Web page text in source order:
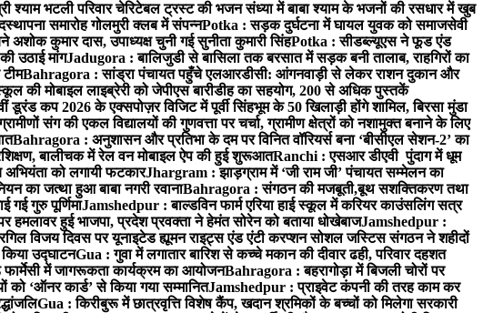
श्याम भटली परिवार चेरिटेबल ट्रस्ट की भजन संध्या में बाबा श्याम के भजनों की रसधार में खुब
समारोह गोलमुरी क्लब में संपन्नPotka : सड़क दुर्घटना में घायल युवक को समाजसेवी
कुमार दास, उपाध्यक्ष चुनी गई सुनीता कुमारी सिंहPotka : सीडब्ल्यूएस ने फूड एंड
उठाई मांगJadugora : बालिजुडी से बासिला तक बरसात में सड़क बनी तालाब, राहगिरों का
Bahragora : सांड्रा पंचायत पहुँचे एलआरडीसी: आंगनवाड़ी से लेकर राशन दुकान और
की मोबाइल लाइब्रेरी को जेपीएस बारीडीह का सहयोग, 200 से अधिक पुस्तकें
डूरंड कप 2026 के एक्सपोज़र विजिट में पूर्वी सिंहभूम के 50 खिलाड़ी होंगे शामिल, बिरसा मुंडा
संग की एकल विद्यालयों की गुणवत्ता पर चर्चा, ग्रामीण क्षेत्रों को नशामुक्त बनाने के लिए
Bahragora : अनुशासन और प्रतिभा के दम पर विनित वॉरियर्स बना ‘बीसीएल सेशन-2’ का
बालीचक में रेल वन मोबाइल ऐप की हुई शुरूआतRanchi : एसआर डीएवी पुंदाग में धूम
अभियंता को लगायी फटकारJhargram : झाड़ग्राम में ‘जी राम जी’ पंचायत सम्मेलन का
का जत्था हुआ बाबा नगरी रवानाBahragora : संगठन की मजबूती,बूथ सशक्तिकरण तथा
गई गुरु पूर्णिमाJamshedpur : बाल्डविन फार्म एरिया हाई स्कूल में करियर काउंसलिंग सत्र
हुई भाजपा, प्रदेश प्रवक्ता ने हेमंत सोरेन को बताया धोखेबाजJamshedpur :
विजय दिवस पर यूनाइटेड ह्यूमन राइट्स एंड एंटी करप्शन सोशल जस्टिस संगठन ने शहीदों
उद्घाटनGua : गुवा में लगातार बारिश से कच्चे मकान की दीवार ढही, परिवार दहशत
में जागरूकता कार्यक्रम का आयोजनBahragora : बहरागोड़ा में बिजली चोरों पर
को ‘ऑनर कार्ड’ से किया गया सम्मानितJamshedpur : प्राइवेट कंपनी की तरह काम कर
Gua : किरीबुरू में छात्रवृत्ति विशेष कैंप, खदान श्रमिकों के बच्चों को मिलेगा सरकारी